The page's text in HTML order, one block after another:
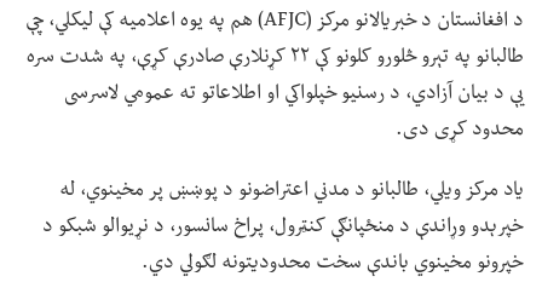
د افغانستان د خبریالانو مرکز (AFJC) هم په یوه اعلامیه کې لیکلي، چې
طالبانو په تېرو څلورو کلونو کې ۲۲ کړنلارې صادرې کړې، په شدت سره
یې د بیان آزادي، د رسنیو خپلواکي او اطلاعاتو ته عمومي لاسرسی
محدود کړی دی.
یاد مرکز ویلي، طالبانو د مدني اعتراضونو د پوښښ پر مخینوي، له
خپرېدو وړاندې د منځپانګې کنټرول، پراخ سانسور، د نړیوالو شبکو د
خپرونو مخینوي باندې سخت محدودیتونه لګولي دي.